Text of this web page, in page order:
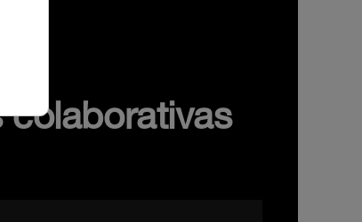
colaborativas